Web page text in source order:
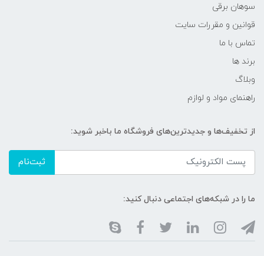
سوهان برقی
قوانین و مقررات سایت
تماس با ما
برند ها
وبلاگ
راهنمای مواد و لوازم
از تخفیف‌ها و جدیدترین‌های فروشگاه ما باخبر شوید:
ثبت‌نام
ما را در شبکه‌های اجتماعی دنبال کنید: